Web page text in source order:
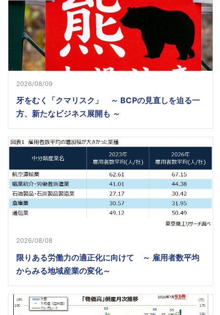
2026/08/09
牙をむく「クマリスク」 ～ BCPの見直しを迫る一
方、新たなビジネス展開も ～
2026/08/08
限りある労働力の適正化に向けて ～ 雇用者数平均
からみる地域産業の変化～